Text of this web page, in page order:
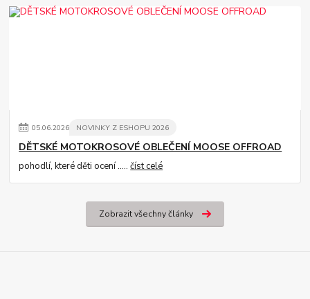
05.06.2026 NOVINKY Z ESHOPU 2026
DĚTSKÉ MOTOKROSOVÉ OBLEČENÍ MOOSE OFFROAD
pohodlí, které děti ocení .....číst celé
Zobrazit všechny články